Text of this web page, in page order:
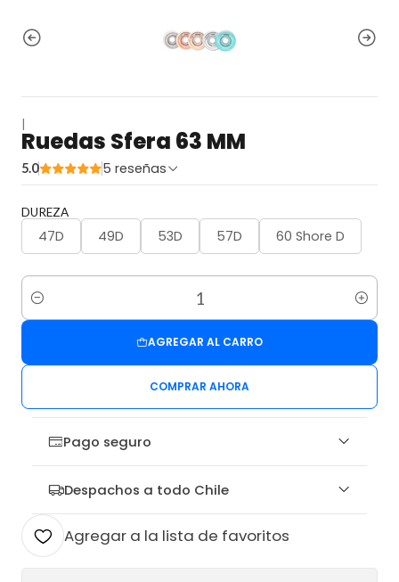
Ruedas Sfera 63 MM
5.0 5 reseñas
DUREZA
47D 49D 53D 57D 60 Shore D
Cantidad
AGREGAR AL CARRO
COMPRAR AHORA
Pago seguro
Despachos a todo Chile
Agregar a la lista de favoritos